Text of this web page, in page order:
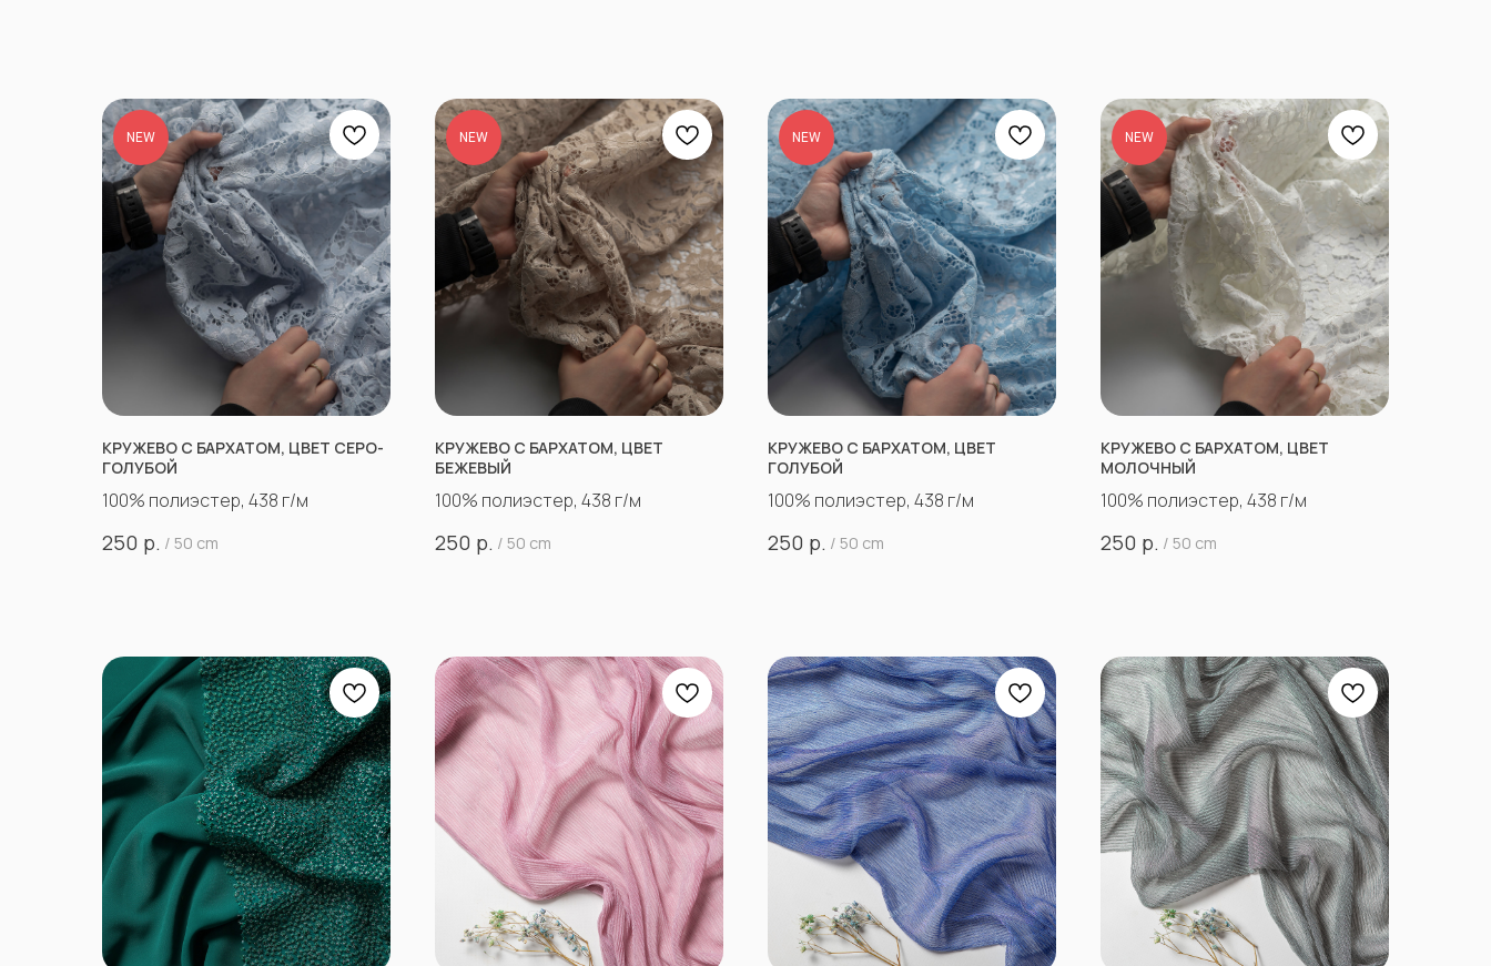
NEW
КРУЖЕВО С БАРХАТОМ, ЦВЕТ СЕРО-
ГОЛУБОЙ
100% полиэстер, 438 г/м
250 р. / 50 cm
NEW
КРУЖЕВО С БАРХАТОМ, ЦВЕТ
БЕЖЕВЫЙ
100% полиэстер, 438 г/м
250 р. / 50 cm
NEW
КРУЖЕВО С БАРХАТОМ, ЦВЕТ
ГОЛУБОЙ
100% полиэстер, 438 г/м
250 р. / 50 cm
NEW
КРУЖЕВО С БАРХАТОМ, ЦВЕТ
МОЛОЧНЫЙ
100% полиэстер, 438 г/м
250 р. / 50 cm